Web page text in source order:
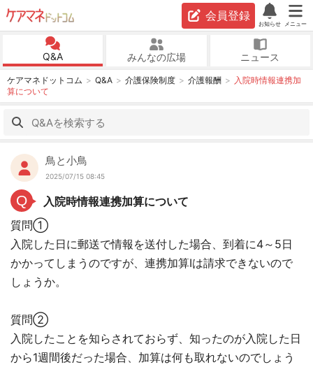
会員登録
お知らせ メニュー
Q&A みんなの広場 ニュース
ケアマネドットコム Q&A 介護保険制度 介護報酬
入院時情報連携加
算について
鳥と小鳥
2025/07/15 08:45
Q
入院時情報連携加算について
質問①
入院した日に郵送で情報を送付した場合、到着に4～5日
かかってしまうのですが、連携加算Ⅰは請求できないので
しょうか。
質問②
入院したことを知らされておらず、知ったのが入院した日
から1週間後だった場合、加算は何も取れないのでしょう